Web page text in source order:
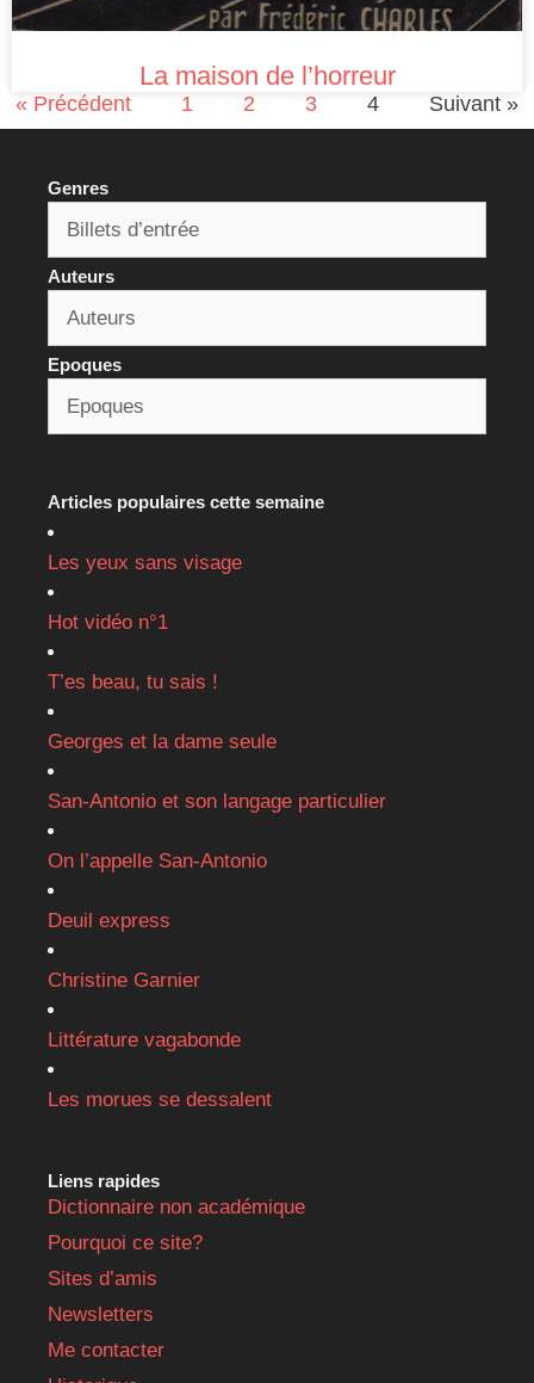
La maison de l’horreur
« Précédent 1 2 3 4 Suivant »
Genres
Auteurs
Epoques
Articles populaires cette semaine
Les yeux sans visage
Hot vidéo n°1
T’es beau, tu sais !
Georges et la dame seule
San-Antonio et son langage particulier
On l’appelle San-Antonio
Deuil express
Christine Garnier
Littérature vagabonde
Les morues se dessalent
Liens rapides
Dictionnaire non académique
Pourquoi ce site?
Sites d’amis
Newsletters
Me contacter